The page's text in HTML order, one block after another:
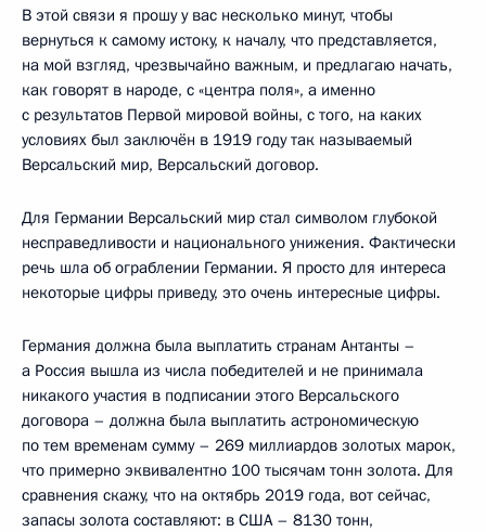
В этой связи я прошу у вас несколько минут, чтобы
вернуться к самому истоку, к началу, что представляется,
на мой взгляд, чрезвычайно важным, и предлагаю начать,
как говорят в народе, с «центра поля», а именно
с результатов Первой мировой войны, с того, на каких
условиях был заключён в 1919 году так называемый
Версальский мир, Версальский договор.
Для Германии Версальский мир стал символом глубокой
несправедливости и национального унижения. Фактически
речь шла об ограблении Германии. Я просто для интереса
некоторые цифры приведу, это очень интересные цифры.
Германия должна была выплатить странам Антанты –
а Россия вышла из числа победителей и не принимала
никакого участия в подписании этого Версальского
договора – должна была выплатить астрономическую
по тем временам сумму – 269 миллиардов золотых марок,
что примерно эквивалентно 100 тысячам тонн золота. Для
сравнения скажу, что на октябрь 2019 года, вот сейчас,
запасы золота составляют: в США – 8130 тонн,